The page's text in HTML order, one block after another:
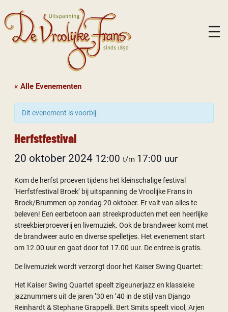
« Alle Evenementen
Dit evenement is voorbij.
Herfstfestival
20 oktober 2024 12:00 t/m 17:00
Kom de herfst proeven tijdens het kleinschalige festival
‘Herfstfestival Broek’ bij uitspanning de Vroolijke Frans in
Broek/Brummen op zondag 20 oktober. Er valt van alles te
beleven! Een eerbetoon aan streekproducten met een heerlijke
streekbierproeverij en livemuziek. Ook de brandweer komt met
de brandweer auto en diverse spelletjes. Het evenement start
om 12.00 uur en gaat door tot 17.00 uur. De entree is gratis.
De livemuziek wordt verzorgt door het Kaiser Swing Quartet:
Het Kaiser Swing Quartet speelt zigeunerjazz en klassieke
jazznummers uit de jaren ’30 en ’40 in de stijl van Django
Reinhardt & Stephane Grappelli. Bert Smits speelt viool, Arjen